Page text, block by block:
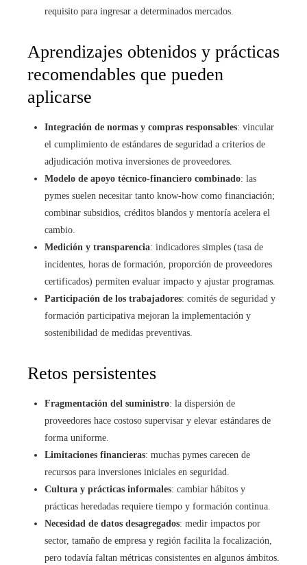
requisito para ingresar a determinados mercados.
Aprendizajes obtenidos y prácticas
recomendables que pueden
aplicarse
Integración de normas y compras responsables: vincular
el cumplimiento de estándares de seguridad a criterios de
adjudicación motiva inversiones de proveedores.
Modelo de apoyo técnico-financiero combinado: las
pymes suelen necesitar tanto know‑how como financiación;
combinar subsidios, créditos blandos y mentoría acelera el
cambio.
Medición y transparencia: indicadores simples (tasa de
incidentes, horas de formación, proporción de proveedores
certificados) permiten evaluar impacto y ajustar programas.
Participación de los trabajadores: comités de seguridad y
formación participativa mejoran la implementación y
sostenibilidad de medidas preventivas.
Retos persistentes
Fragmentación del suministro: la dispersión de
proveedores hace costoso supervisar y elevar estándares de
forma uniforme.
Limitaciones financieras: muchas pymes carecen de
recursos para inversiones iniciales en seguridad.
Cultura y prácticas informales: cambiar hábitos y
prácticas heredadas requiere tiempo y formación continua.
Necesidad de datos desagregados: medir impactos por
sector, tamaño de empresa y región facilita la focalización,
pero todavía faltan métricas consistentes en algunos ámbitos.